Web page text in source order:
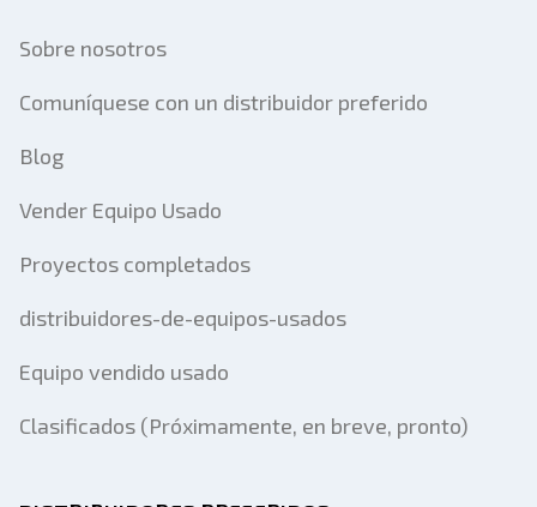
Sobre nosotros
Comuníquese con un distribuidor preferido
Blog
Vender Equipo Usado
Proyectos completados
distribuidores-de-equipos-usados
Equipo vendido usado
Clasificados (Próximamente, en breve, pronto)